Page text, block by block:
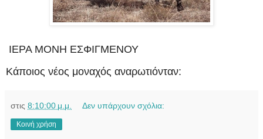
ΙΕΡΑ ΜΟΝΗ ΕΣΦΙΓΜΕΝΟΥ
Κάποιος νέος μοναχός αναρωτιόνταν:
στις 8:10:00 μ.μ. Δεν υπάρχουν σχόλια:
Κοινή χρήση